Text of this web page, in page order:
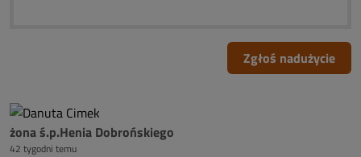
Zgłoś nadużycie
żona ś.p.Henia Dobrońskiego
42 tygodni temu